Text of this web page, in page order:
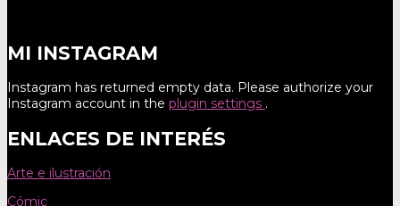
MI INSTAGRAM
Instagram has returned empty data. Please authorize your
Instagram account in the plugin settings .
ENLACES DE INTERÉS
Arte e ilustración
Cómic